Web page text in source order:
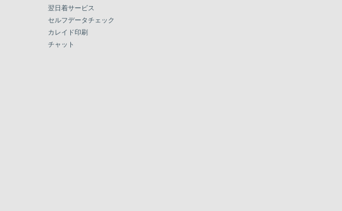
翌日着サービス
セルフデータチェック
カレイド印刷
チャット